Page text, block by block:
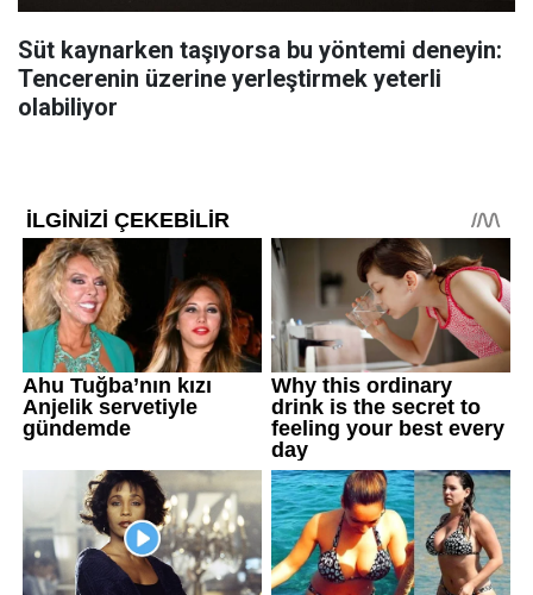
Süt kaynarken taşıyorsa bu yöntemi deneyin:
Tencerenin üzerine yerleştirmek yeterli
olabiliyor